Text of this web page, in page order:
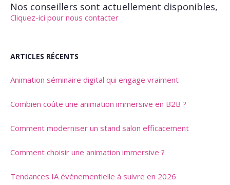
Nos conseillers sont actuellement disponibles,
Cliquez-ici pour nous contacter
ARTICLES RÉCENTS
Animation séminaire digital qui engage vraiment
Combien coûte une animation immersive en B2B ?
Comment moderniser un stand salon efficacement
Comment choisir une animation immersive ?
Tendances IA événementielle à suivre en 2026